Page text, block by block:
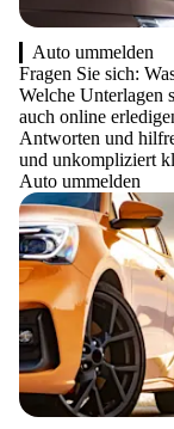
Auto ummelden
Fragen Sie sich:
Welche Unterlagen
auch online
Antworten und
und unkompliziert
Auto ummelden